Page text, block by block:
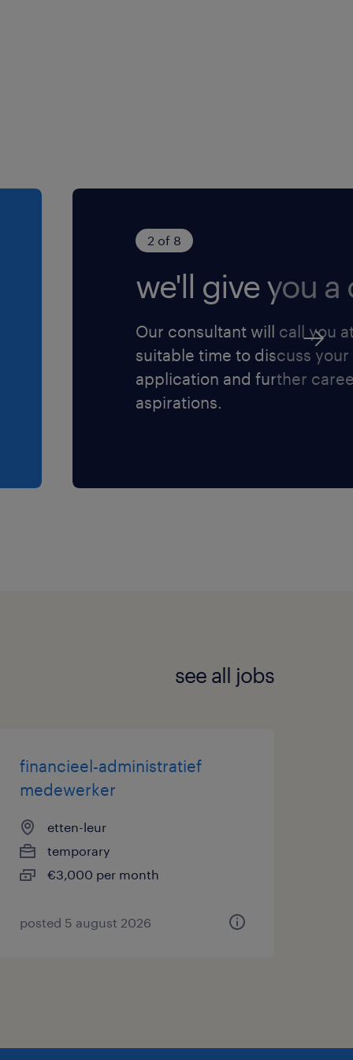
hard gewerkt, maar er is
leuke baan. Wees er
iedereen die zich
2 of 8
we'll give you a
Our consultant will call you
suitable time to discuss your
application and further
aspirations.
see all jobs
financieel-administratief
medewerker
etten-leur
temporary
€3,000 per month
posted 5 august 2026